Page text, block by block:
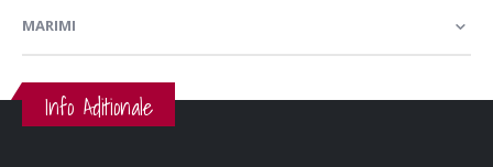
MARIMI
Info Aditionale